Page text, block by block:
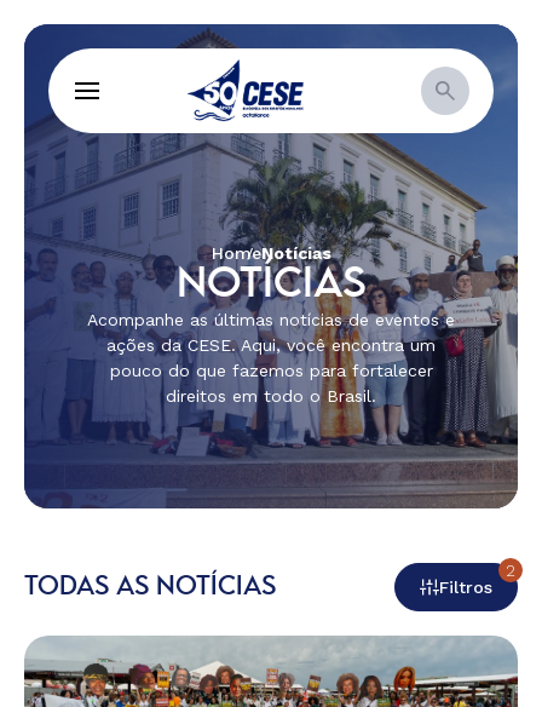
HomeNotícias
NOTÍCIAS
Acompanhe as últimas notícias de eventos e
ações da CESE. Aqui, você encontra um
pouco do que fazemos para fortalecer
direitos em todo o Brasil.
TODAS AS NOTÍCIAS Filtros
2